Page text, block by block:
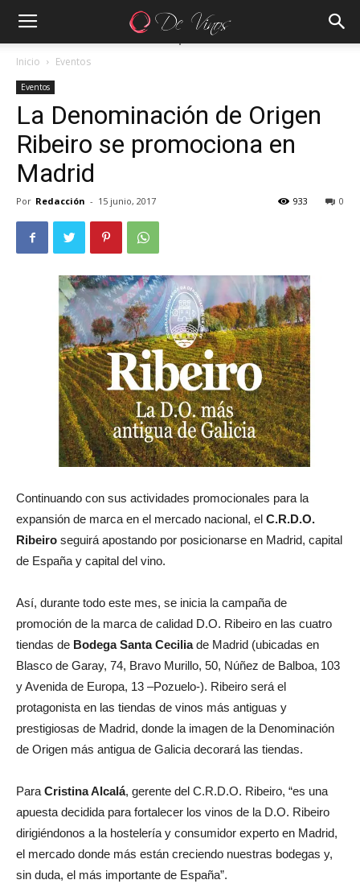
Inicio Eventos
Eventos
La Denominación de Origen
Ribeiro se promociona en
Madrid
Por Redacción - 15 junio, 2017 0
933
Continuando con sus actividades promocionales para la
expansión de marca en el mercado nacional, el C.R.D.O.
Ribeiro seguirá apostando por posicionarse en Madrid, capital
de España y capital del vino.
Así, durante todo este mes, se inicia la campaña de
promoción de la marca de calidad D.O. Ribeiro en las cuatro
tiendas de Bodega Santa Ceciliade Madrid (ubicadas en
Blasco de Garay, 74, Bravo Murillo, 50, Núñez de Balboa, 103
y Avenida de Europa, 13 –Pozuelo-). Ribeiro será el
protagonista en las tiendas de vinos más antiguas y
prestigiosas de Madrid, donde la imagen de la Denominación
de Origen más antigua de Galicia decorará las tiendas.
Para Cristina Alcalá, gerente del C.R.D.O. Ribeiro, “es una
apuesta decidida para fortalecer los vinos de la D.O. Ribeiro
dirigiéndonos a la hostelería y consumidor experto en Madrid,
el mercado donde más están creciendo nuestras bodegas y,
sin duda, el más importante de España”.